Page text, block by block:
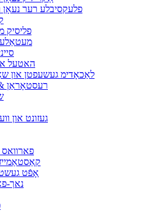
פלעקסיבלע רער נעאָן
פליסיק
האטעל
לאַכאָדימ געשעפטן און
רעסטאָראַן
געזונט און
פארוואס
אָפֿט
נאך-